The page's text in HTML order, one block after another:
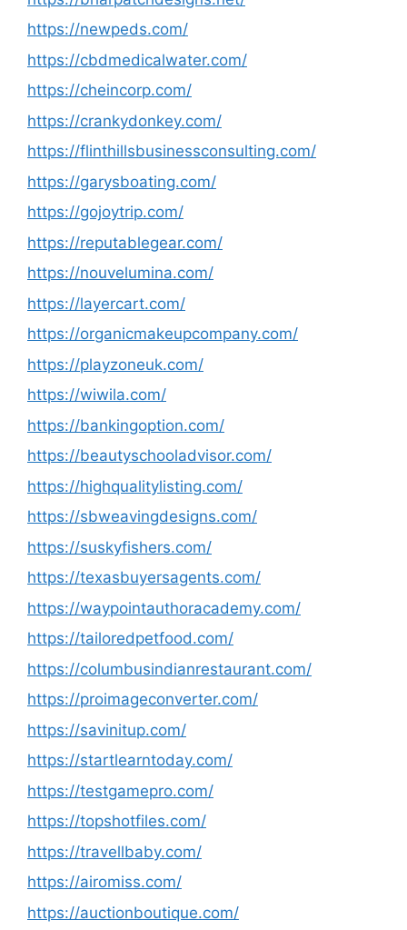
https://newpeds.com/
https://cbdmedicalwater.com/
https://cheincorp.com/
https://crankydonkey.com/
https://flinthillsbusinessconsulting.com/
https://garysboating.com/
https://gojoytrip.com/
https://reputablegear.com/
https://nouvelumina.com/
https://layercart.com/
https://organicmakeupcompany.com/
https://playzoneuk.com/
https://wiwila.com/
https://bankingoption.com/
https://beautyschooladvisor.com/
https://highqualitylisting.com/
https://sbweavingdesigns.com/
https://suskyfishers.com/
https://texasbuyersagents.com/
https://waypointauthoracademy.com/
https://tailoredpetfood.com/
https://columbusindianrestaurant.com/
https://proimageconverter.com/
https://savinitup.com/
https://startlearntoday.com/
https://testgamepro.com/
https://topshotfiles.com/
https://travellbaby.com/
https://airomiss.com/
https://auctionboutique.com/